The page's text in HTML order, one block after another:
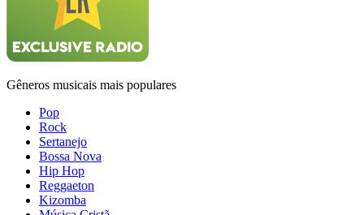
Gêneros musicais mais populares
Pop
Rock
Sertanejo
Bossa Nova
Hip Hop
Reggaeton
Kizomba